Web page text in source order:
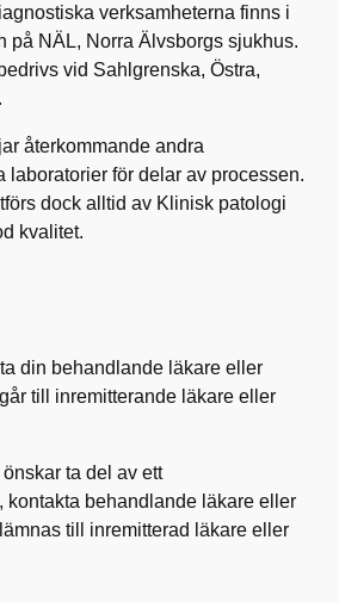
verksamheterna finns i
på NÄL, Norra Älvsborgs sjukhus.
vid Sahlgrenska, Östra,
återkommande andra
laboratorier för delar av processen.
dock alltid av Klinisk patologi
kvalitet.
din behandlande läkare eller
till inremitterande läkare eller
ta del av ett
kontakta behandlande läkare eller
till inremitterad läkare eller